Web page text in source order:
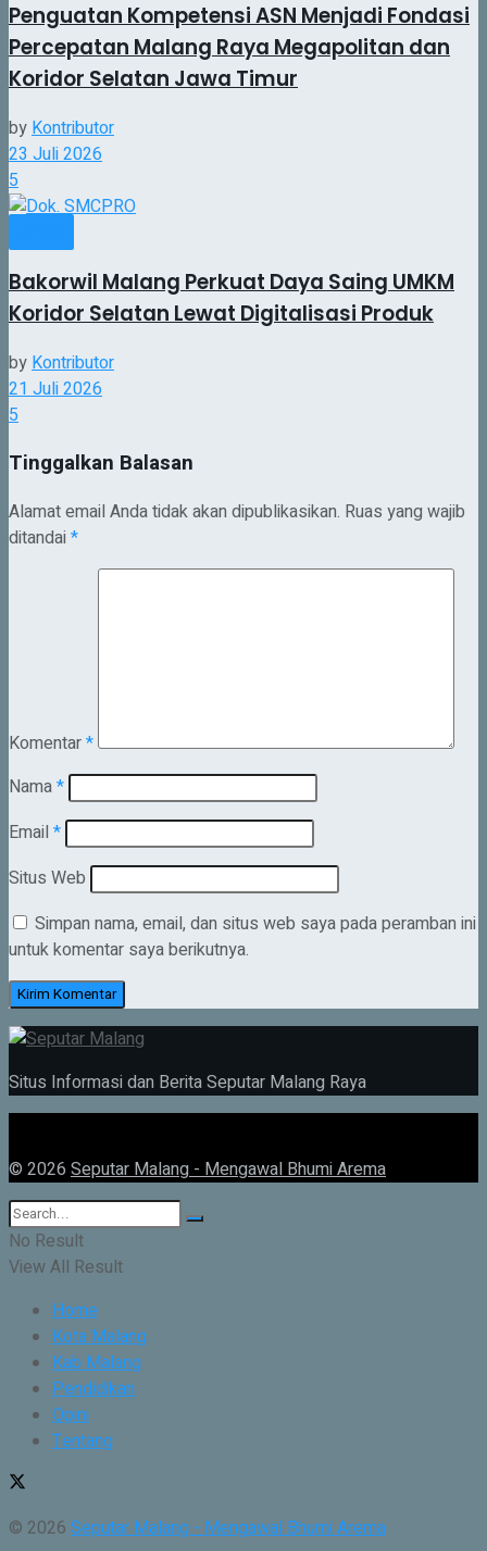
Penguatan Kompetensi ASN Menjadi Fondasi
Percepatan Malang Raya Megapolitan dan
Koridor Selatan Jawa Timur
byKontributor
23 Juli 2026
5
Bakorwil Malang Perkuat Daya Saing UMKM
Koridor Selatan Lewat Digitalisasi Produk
by Kontributor
21 Juli 2026
5
Tinggalkan Balasan
Alamat email Anda tidak akan dipublikasikan. Ruas yang wajib
ditandai *
Komentar*
Nama*
Email *
Situs Web
Simpan nama, email, dan situs web saya pada peramban ini
untuk komentar saya berikutnya.
Situs Informasi dan Berita Seputar Malang Raya
© 2026 Seputar Malang - Mengawal Bhumi Arema
No Result
View All Result
Home
Kota Malang
Kab Malang
Pendidikan
Opini
Tentang
© 2026 Seputar Malang - Mengawal Bhumi Arema